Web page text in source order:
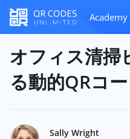
Academy
オフィス清掃
る動的QRコ
Sally Wright